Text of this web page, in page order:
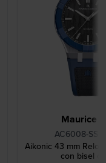
Maurice
AC6008-
Aikonic 43 mm Reloj
con bisel